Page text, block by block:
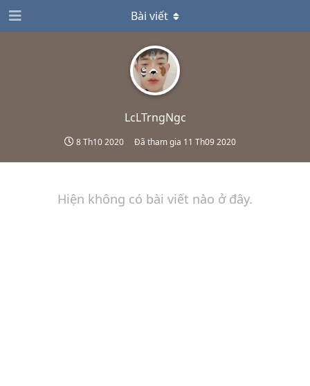
LcLTrngNgc
8 Th10 2020 Đã tham gia 11 Th09 2020
Bài viết
Hiện không có bài viết nào ở đây.